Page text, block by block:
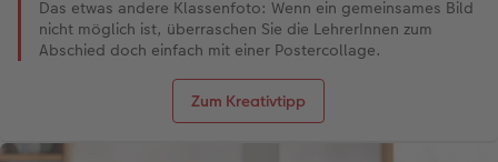
Das etwas andere Klassenfoto: Wenn ein gemeinsames Bild
nicht möglich ist, überraschen Sie die LehrerInnen zum
Abschied doch einfach mit einer Postercollage.
Zum Kreativtipp